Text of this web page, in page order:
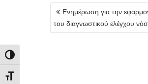
Εναλλαγή Υψηλής Αντίθεσης
Εναλλαγή Μεγέθους Γραμμάτων
ΠΛΟΉΓΗΣΗ
ΆΡΘΡΩΝ
Ενημέρωση για την
του διαγνωστικού ελέγχου